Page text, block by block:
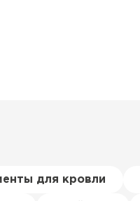
для кровли